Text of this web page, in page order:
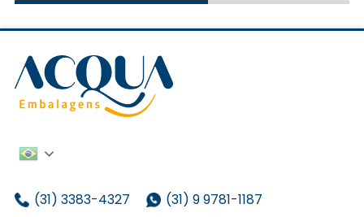
(31) 3383-4327
(31) 9 9781-1187